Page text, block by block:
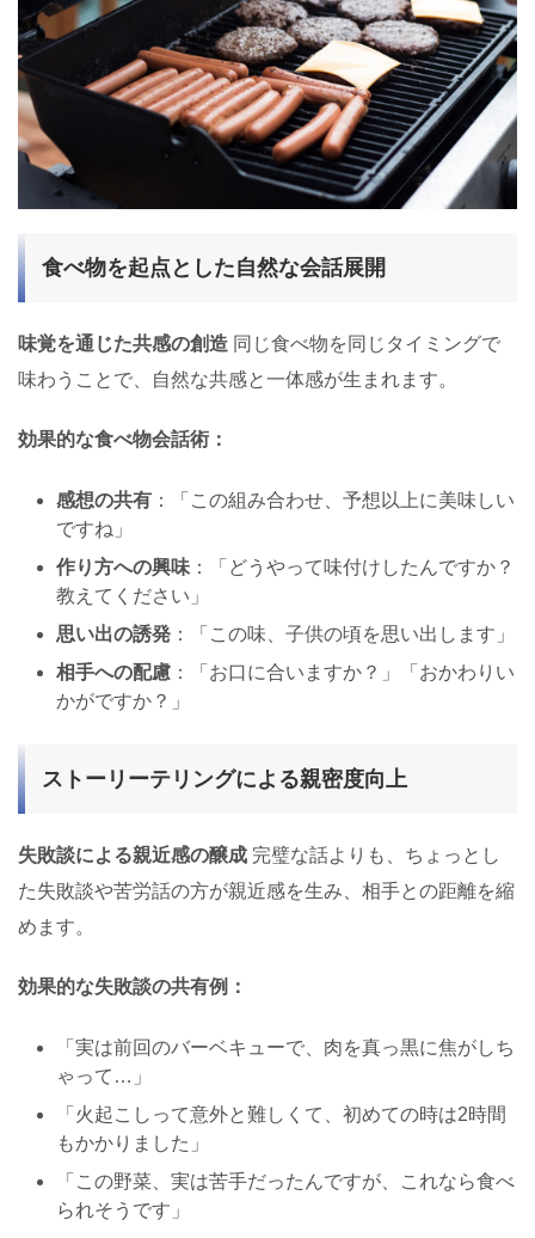
食べ物を起点とした自然な会話展開
味覚を通じた共感の創造 同じ食べ物を同じタイミングで
味わうことで、自然な共感と一体感が生まれます。
効果的な食べ物会話術：
感想の共有 ：「この組み合わせ、予想以上に美味しい
ですね」
作り方への興味 ：「どうやって味付けしたんですか？
教えてください」
思い出の誘発 ：「この味、子供の頃を思い出します」
相手への配慮 ：「お口に合いますか？」「おかわりい
かがですか？」
ストーリーテリングによる親密度向上
失敗談による親近感の醸成 完璧な話よりも、ちょっとし
た失敗談や苦労話の方が親近感を生み、相手との距離を縮
めます。
効果的な失敗談の共有例：
「実は前回のバーベキューで、肉を真っ黒に焦がしち
ゃって…」
「火起こしって意外と難しくて、初めての時は2時間
もかかりました」
「この野菜、実は苦手だったんですが、これなら食べ
られそうです」